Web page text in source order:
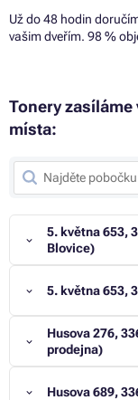
Už do 48 hodin
vašim dveřím. 98 %
Tonery
místa:
5. května 653,
Blovice)
5. května 653,
Husova 276,
prodejna)
Husova 689,